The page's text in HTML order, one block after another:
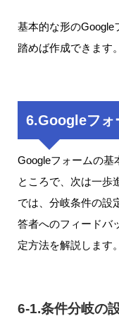
基本的な形のGoogle
踏めば作成できます。
6.Googleフォ
Googleフォームの基
ところで、次は一歩
では、分岐条件の設
答者へのフィードバ
定方法を解説します。
6-1.条件分岐の